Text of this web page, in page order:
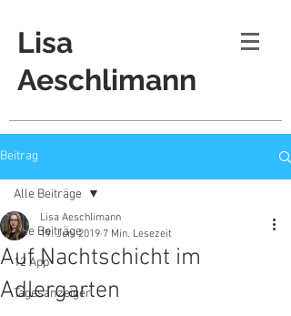
Lisa
Aeschlimann
Beitrag
Alle Beiträge
12 App
Tagesanzeiger
Alle Beiträge
Auf Nachtschicht im
Adlergarten
Lisa Aeschlimann
19. Juni 2019 7 Min. Lesezeit